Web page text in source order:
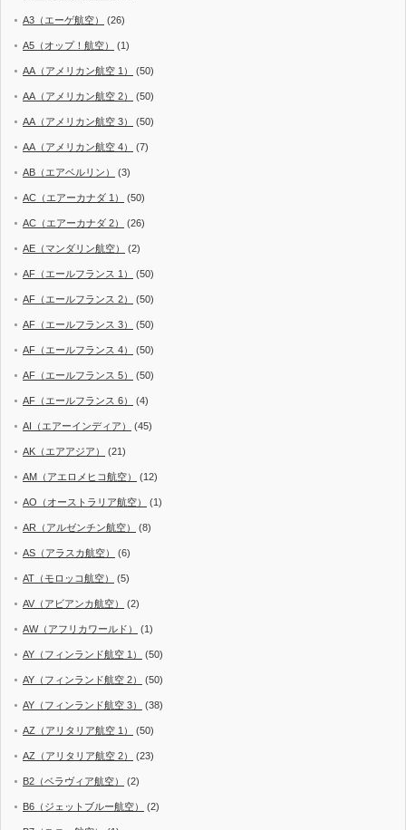
A3（エーゲ航空） (26)
A5（オップ！航空） (1)
AA（アメリカン航空 1） (50)
AA（アメリカン航空 2） (50)
AA（アメリカン航空 3） (50)
AA（アメリカン航空 4） (7)
AB（エアベルリン） (3)
AC（エアーカナダ 1） (50)
AC（エアーカナダ 2） (26)
AE（マンダリン航空） (2)
AF（エールフランス 1） (50)
AF（エールフランス 2） (50)
AF（エールフランス 3） (50)
AF（エールフランス 4） (50)
AF（エールフランス 5） (50)
AF（エールフランス 6） (4)
AI（エアーインディア） (45)
AK（エアアジア） (21)
AM（アエロメヒコ航空） (12)
AO（オーストラリア航空） (1)
AR（アルゼンチン航空） (8)
AS（アラスカ航空） (6)
AT（モロッコ航空） (5)
AV（アビアンカ航空） (2)
AW（アフリカワールド） (1)
AY（フィンランド航空 1） (50)
AY（フィンランド航空 2） (50)
AY（フィンランド航空 3） (38)
AZ（アリタリア航空 1） (50)
AZ（アリタリア航空 2） (23)
B2（ベラヴィア航空） (2)
B6（ジェットブルー航空） (2)